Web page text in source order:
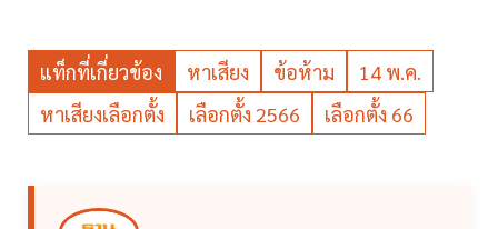
แท็กที่เกี่ยวข้อง หาเสียง ข้อห้าม
14 พ.ค.
หาเสียงเลือกตั้ง
เลือกตั้ง 2566 เลือกตั้ง 66